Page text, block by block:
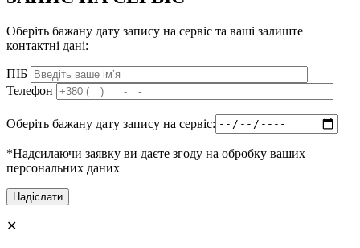
Оберіть бажану дату запису на сервіс та ваші залиште
контактні дані:
ПІБ
Телефон
Оберіть бажану дату запису на сервіс:
*Надсилаючи заявку ви даєте згоду на обробку ваших
персональних даних
✕